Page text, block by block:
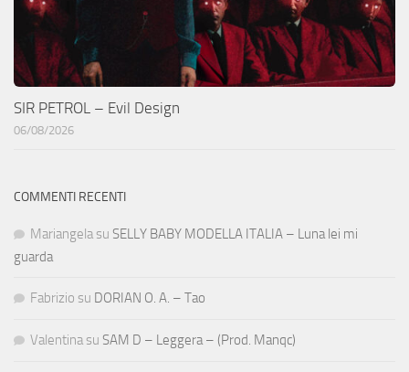
SIR PETROL – Evil Design
06/08/2026
COMMENTI RECENTI
Mariangela su SELLY BABY MODELLA ITALIA – Luna lei mi
guarda
Fabrizio su DORIAN O. A. – Tao
Valentina su SAM D – Leggera – (Prod. Manqc)